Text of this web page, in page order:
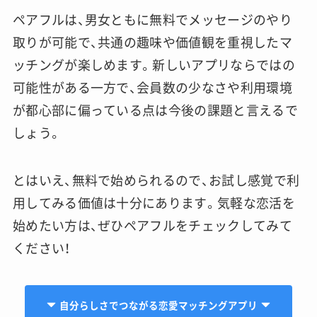
ペアフルは、男女ともに無料でメッセージのやり
取りが可能で、共通の趣味や価値観を重視したマ
ッチングが楽しめます。新しいアプリならではの
可能性がある一方で、会員数の少なさや利用環境
が都心部に偏っている点は今後の課題と言えるで
しょう。
とはいえ、無料で始められるので、お試し感覚で利
用してみる価値は十分にあります。気軽な恋活を
始めたい方は、ぜひペアフルをチェックしてみて
ください！
自分らしさでつながる恋愛マッチングアプリ